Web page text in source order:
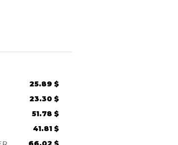
25.89 $
23.30 $
51.78 $
41.81 $